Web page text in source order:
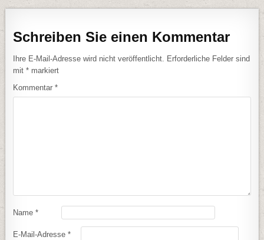
Schreiben Sie einen Kommentar
Ihre E-Mail-Adresse wird nicht veröffentlicht.
Erforderliche Felder sind
mit* markiert
Kommentar*
Name*
E-Mail-Adresse*